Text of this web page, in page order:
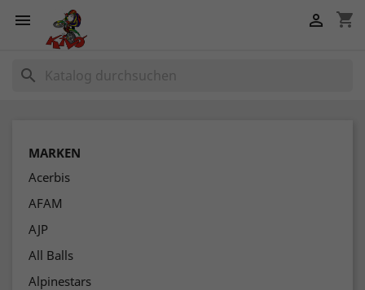
 shopping_cart

search
MARKEN
Acerbis
AFAM
AJP
All Balls
Alpinestars